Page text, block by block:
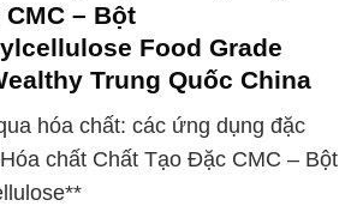
– Bột
Food Grade
Trung Quốc China
hóa chất: các ứng dụng đặc
chất Chất Tạo Đặc CMC – Bột